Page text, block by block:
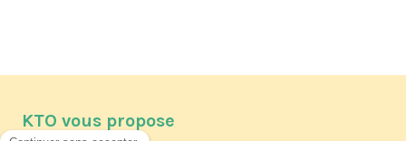
KTO vous propose